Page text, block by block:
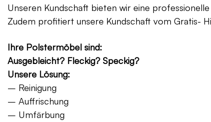
Unseren Kundschaft bieten wir eine
Zudem profitiert unsere Kundschaft vom Gratis-
Ihre Polstermöbel sind:
Ausgebleicht? Fleckig? Speckig?
Unsere Lösung:
– Reinigung
– Auffrischung
– Umfärbung